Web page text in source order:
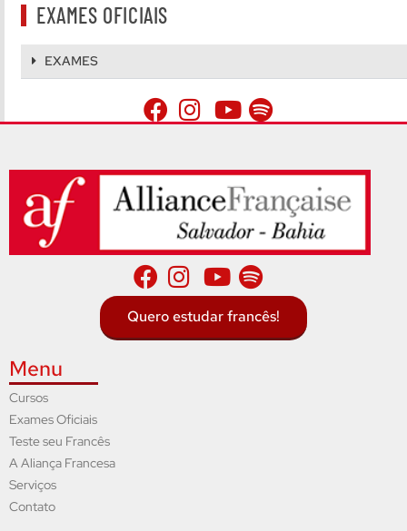
EXAMES OFICIAIS
EXAMES
Quero estudar francês!
Menu
Cursos
Exames Oficiais
Teste seu Francês
A Aliança Francesa
Serviços
Contato